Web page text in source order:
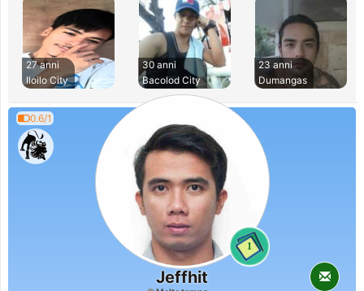
27 anni
Iloilo City
30 anni
Bacolod City
23 anni
Dumangas
0.6/1
1
Jeffhit